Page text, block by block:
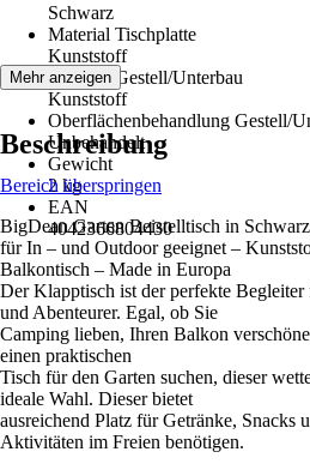
Schwarz
Material Tischplatte
Kunststoff
Material Gestell/Unterbau
Kunststoff
Oberflächenbehandlung Gestell/
Unbehandelt
Gewicht
2 kg
EAN
4042366804430
Mehr anzeigen
Beschreibung
Bereich überspringen
BigDean Garten Beistelltisch in
für In – und Outdoor geeignet –
Balkontisch – Made in Europa
Der Klapptisch ist der perfekte
und Abenteurer. Egal, ob Sie
Camping lieben, Ihren Balkon
einen praktischen
Tisch für den Garten suchen, dieser
ideale Wahl. Dieser bietet
ausreichend Platz für Getränke, Snacks
Aktivitäten im Freien benötigen.